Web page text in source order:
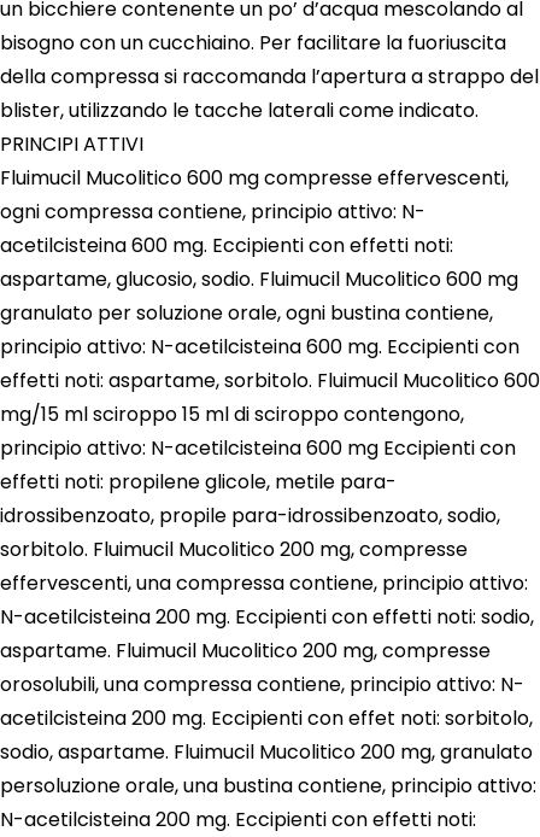
un bicchiere contenente un po’ d’acqua mescolando al
bisogno con un cucchiaino. Per facilitare la fuoriuscita
della compressa si raccomanda l’apertura a strappo del
blister, utilizzando le tacche laterali come indicato.
PRINCIPI ATTIVI
Fluimucil Mucolitico 600 mg compresse effervescenti,
ogni compressa contiene, principio attivo: N-
acetilcisteina 600 mg. Eccipienti con effetti noti:
aspartame, glucosio, sodio. Fluimucil Mucolitico 600 mg
granulato per soluzione orale, ogni bustina contiene,
principio attivo: N-acetilcisteina 600 mg. Eccipienti con
effetti noti: aspartame, sorbitolo. Fluimucil Mucolitico 600
mg/15 ml sciroppo 15 ml di sciroppo contengono,
principio attivo: N-acetilcisteina 600 mg Eccipienti con
effetti noti: propilene glicole, metile para-
idrossibenzoato, propile para-idrossibenzoato, sodio,
sorbitolo. Fluimucil Mucolitico 200 mg, compresse
effervescenti, una compressa contiene, principio attivo:
N-acetilcisteina 200 mg. Eccipienti con effetti noti: sodio,
aspartame. Fluimucil Mucolitico 200 mg, compresse
orosolubili, una compressa contiene, principio attivo: N-
acetilcisteina 200 mg. Eccipienti con effet noti: sorbitolo,
sodio, aspartame. Fluimucil Mucolitico 200 mg, granulato
persoluzione orale, una bustina contiene, principio attivo:
N-acetilcisteina 200 mg. Eccipienti con effetti noti: